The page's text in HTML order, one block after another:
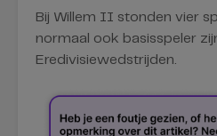
Bij Willem II stonden vier
normaal ook basisspeler
Eredivisiewedstrijden.